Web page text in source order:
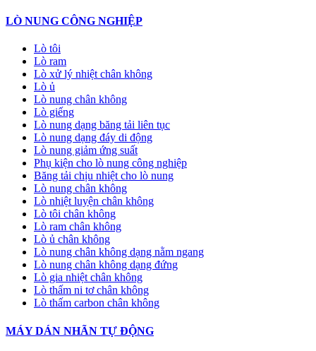
LÒ NUNG CÔNG NGHIỆP
Lò tôi
Lò ram
Lò xử lý nhiệt chân không
Lò ủ
Lò nung chân không
Lò giếng
Lò nung dạng băng tải liên tục
Lò nung dạng đáy di động
Lò nung giảm ứng suất
Phụ kiện cho lò nung công nghiệp
Băng tải chịu nhiệt cho lò nung
Lò nung chân không
Lò nhiệt luyện chân không
Lò tôi chân không
Lò ram chân không
Lò ủ chân không
Lò nung chân không dạng nằm ngang
Lò nung chân không dạng đứng
Lò gia nhiệt chân không
Lò thấm ni tơ chân không
Lò thấm carbon chân không
MÁY DÁN NHÃN TỰ ĐỘNG